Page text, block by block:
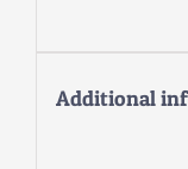
Additional